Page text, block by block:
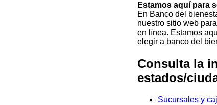
Estamos aquí para
En Banco del
nuestro sitio web
en línea. Estamos
elegir a banco del
Consulta la
estados/
Sucursales y